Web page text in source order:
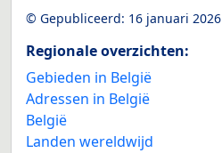
© Gepubliceerd: 16 januari 2026
Regionale overzichten:
Gebieden in België
Adressen in België
België
Landen wereldwijd